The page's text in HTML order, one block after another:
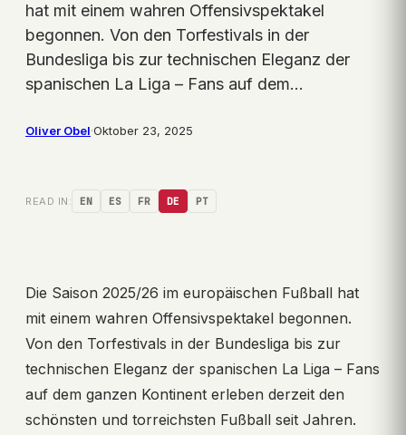
hat mit einem wahren Offensivspektakel
begonnen. Von den Torfestivals in der
Bundesliga bis zur technischen Eleganz der
spanischen La Liga – Fans auf dem…
Oliver Obel·Oktober 23, 2025
READ IN: EN ES FR DE PT
Die Saison 2025/26 im europäischen Fußball hat
mit einem wahren Offensivspektakel begonnen.
Von den Torfestivals in der Bundesliga bis zur
technischen Eleganz der spanischen La Liga – Fans
auf dem ganzen Kontinent erleben derzeit den
schönsten und torreichsten Fußball seit Jahren.